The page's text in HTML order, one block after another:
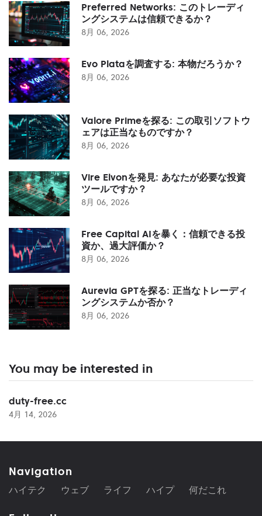
Preferred Networks: このトレーディ
ングシステムは信頼できるか？
8月 06, 2026
Evo Plataを調査する: 本物だろうか？
8月 06, 2026
Valore Primeを探る: この取引ソフトウ
ェアは正当なものですか？
8月 06, 2026
Vire Elvonを発見: あなたが必要な投資
ツールですか？
8月 06, 2026
Free Capital AIを暴く：信頼できる投
資か、過大評価か？
8月 06, 2026
Aurevia GPTを探る: 正当なトレーディ
ングシステムか否か？
8月 06, 2026
You may be interested in
duty-free.cc
4月 14, 2026
Navigation
ハイテク ウェブ ライフ ハイプ 何だこれ